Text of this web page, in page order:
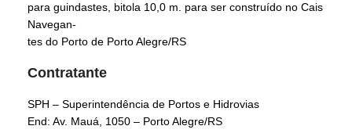
para guindastes, bitola 10,0 m. para ser construído no Cais
Navegan-
tes do Porto de Porto Alegre/RS
Contratante
SPH – Superintendência de Portos e Hidrovias
End: Av. Mauá, 1050 – Porto Alegre/RS